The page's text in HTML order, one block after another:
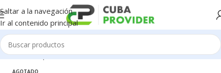
Saltar a la navegación
Ir al contenido principal
Inicio/Componentes de PC/Monitores
AGOTADO